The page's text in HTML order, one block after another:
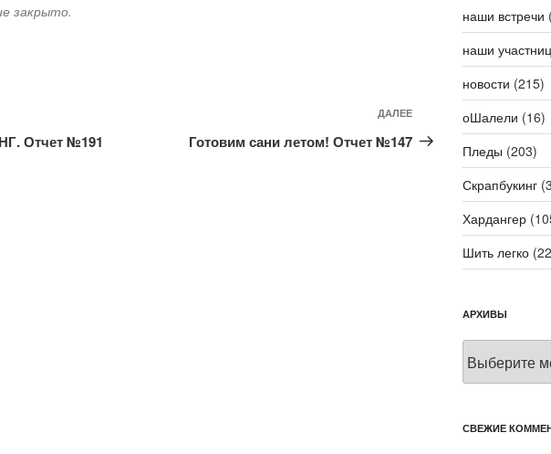
закрыто.
Отчет №191
Следующая
запись
ДАЛЕЕ
Готовим сани летом! Отчет №147
наши встречи
наши
новости (215)
оШалели (16)
Пледы (203)
Скрапбукинг
Хардангер
Шить легко
АРХИВЫ
СВЕЖИЕ